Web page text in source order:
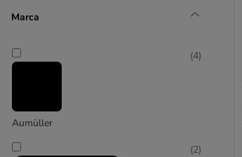
Marca
Aumüller
(4)
(2)